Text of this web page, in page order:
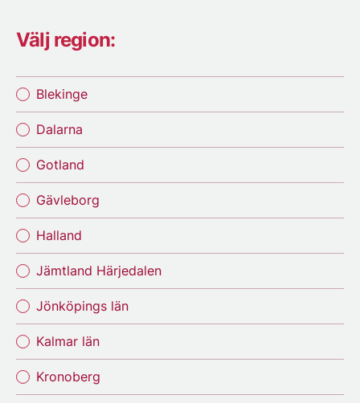
Välj region:
Blekinge
Dalarna
Gotland
Gävleborg
Halland
Jämtland Härjedalen
Jönköpings län
Kalmar län
Kronoberg